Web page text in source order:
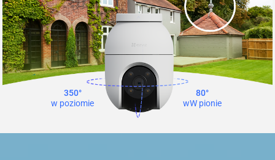
350°
w poziomie
80°
wW pionie